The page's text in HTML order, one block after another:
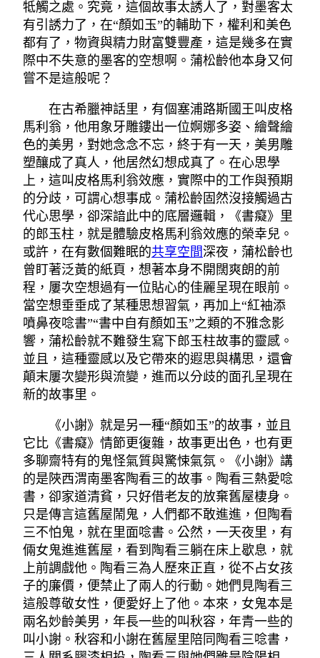
牴觸之處。究竟，這個故事太誘人了，對墨客太
有引誘力了，在“顏如玉”的輔助下，權利和美色
都有了，物資與精力財富雙豐產，這是幾多在實
際中不失意的墨客的空想啊。蒲松齡他本身又何
嘗不是這般呢？
在古希臘神話里，有個塞浦路斯國王叫皮格
馬利翁，他用象牙雕鏤出一位婀娜多姿、繪聲繪
色的美男，對她念念不忘，終于有一天，美男雕
塑釀成了真人，他居然幻想成真了。在心思學
上，這叫皮格馬利翁效應，實際中的工作與預期
的分歧，可謂心想事成。蒲松齡固然沒接觸過古
代心思學，卻深諳此中的底層邏輯，《書癡》里
的郎玉柱，就是體驗皮格馬利翁效應的榮幸兒。
或許，在有數個難眠的共享空間深夜，蒲松齡也
曾盯著泛黃的紙頁，想著本身不開闊爽朗的前
程，屢次空想過有一位貼心的佳麗呈現在眼前。
當空想垂垂成了某種思想習氣，再加上“紅袖添
噴鼻夜唸書”“書中自有顏如玉”之類的不雅念影
響，蒲松齡就不難發生寫下郎玉柱故事的靈感。
並且，這種靈感以及它帶來的遐思與構思，還會
顛末屢次變形與流變，進而以分歧的面孔呈現在
新的故事里。
《小謝》就是另一種“顏如玉”的故事，並且
它比《書癡》情節更復雜，故事更出色，也有更
多聊齋特有的鬼怪氣質與驚悚氣氛。《小謝》講
的是陜西渭南墨客陶看三的故事。陶看三熱愛唸
書，卻家道清貧，只好借老友的放棄舊屋棲身。
只是傳言這舊屋鬧鬼，人們都不敢進進，但陶看
三不怕鬼，就在里面唸書。公然，一天夜里，有
倆女鬼進進舊屋，看到陶看三躺在床上歇息，就
上前調戲他。陶看三為人歷來正直，從不占女孩
子的廉價，便禁止了兩人的行動。她們見陶看三
這般尊敬女性，便愛好上了他。本來，女鬼本是
兩名妙齡美男，年長一些的叫秋容，年青一些的
叫小謝。秋容和小謝在舊屋里陪同陶看三唸書，